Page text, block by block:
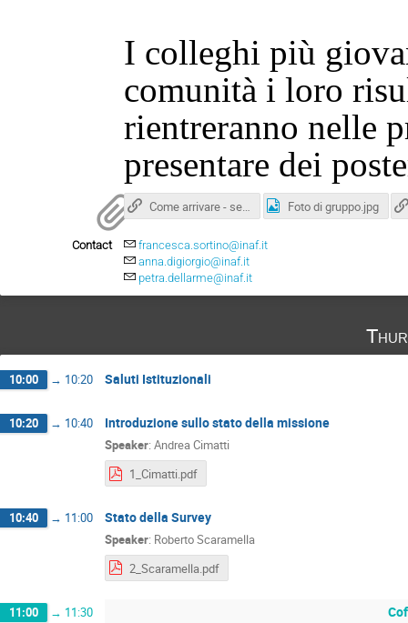
I colleghi più
comunità i loro
rientreranno nelle
presentare dei
Come arrivare - sede ASI Foto di gruppo.jpg
Contact
francesca.sortino@inaf.it
anna.digiorgio@inaf.it
petra.dellarme@inaf.it
10:00 → 10:20 Saluti Istituzionali
10:20 → 10:40 Introduzione sullo stato della missione
Speaker: Andrea Cimatti
1_Cimatti.pdf
10:40 → 11:00 Stato della Survey
Speaker: Roberto Scaramella
2_Scaramella.pdf
11:00 → 11:30